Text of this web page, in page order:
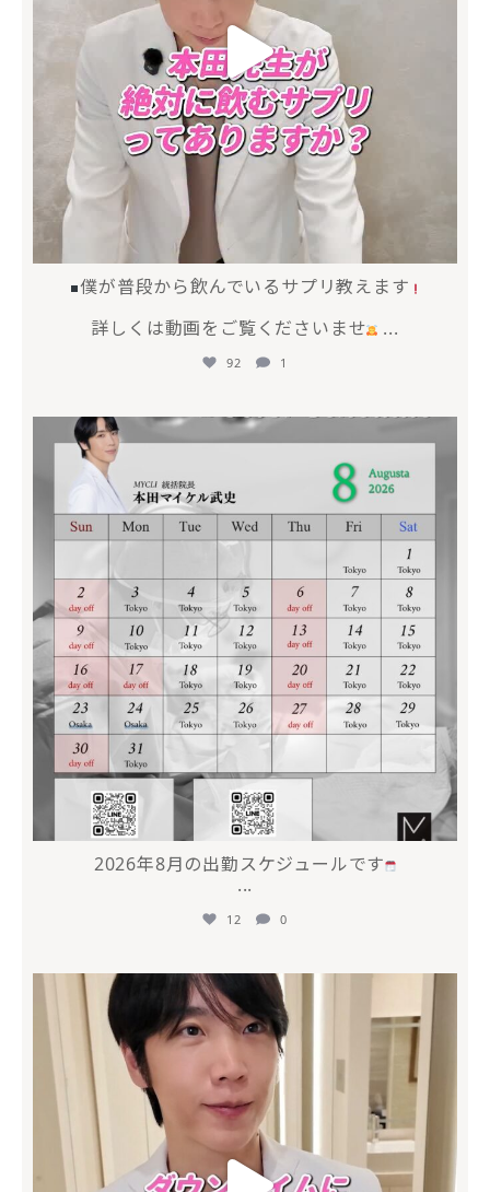
僕が普段から飲んでいるサプリ教えます
詳しくは動画をご覧くださいませ
...
92 1
mycli.honda
2026年8月の出勤スケジュールです
...
12 0
mycli.honda
7月 17